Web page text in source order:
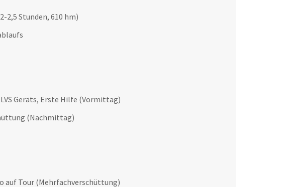
2,5 Stunden, 610 hm)
Geräts, Erste Hilfe (Vormittag)
(Nachmittag)
auf Tour (Mehrfachverschüttung)